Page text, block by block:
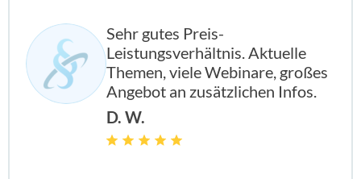
Sehr gutes Preis-
Leistungsverhältnis. Aktuelle
Themen, viele Webinare, großes
Angebot an zusätzlichen Infos.
D. W.